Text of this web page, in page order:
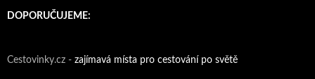
DOPORUČUJEME:
Cestovinky.cz - zajímavá místa pro cestování po světě